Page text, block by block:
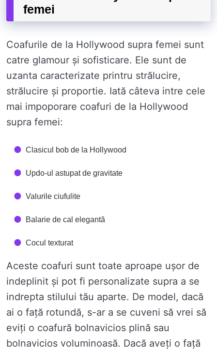
femei
Coafurile de la Hollywood supra femei sunt
catre glamour și sofisticare. Ele sunt de
uzanta caracterizate printru strălucire,
strălucire și proportie. Iată câteva intre cele
mai impoporare coafuri de la Hollywood
supra femei:
Clasicul bob de la Hollywood
Updo-ul astupat de gravitate
Valurile ciufulite
Balarie de cal elegantă
Cocul texturat
Aceste coafuri sunt toate aproape ușor de
indeplinit și pot fi personalizate supra a se
indrepta stilului tău aparte. De model, dacă
ai o față rotundă, s-ar a se cuveni să vrei să
eviți o coafură bolnavicios plină sau
bolnavicios voluminoasă. Dacă aveți o față